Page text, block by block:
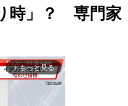
時」？ 専門家
arrow_forward_ios もっと見る